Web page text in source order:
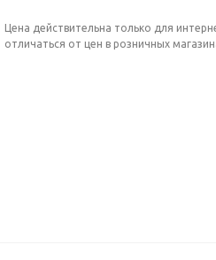
Цена действительна только для
отличаться от цен в розничных